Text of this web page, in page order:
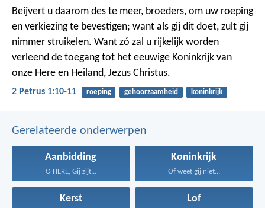
Beijvert u daarom des te meer, broeders, om uw roeping
en verkiezing te bevestigen; want als gij dit doet, zult gij
nimmer struikelen. Want zó zal u rijkelijk worden
verleend de toegang tot het eeuwige Koninkrijk van
onze Here en Heiland, Jezus Christus.
2 Petrus 1:10-11 roeping gehoorzaamheid koninkrijk
Gerelateerde onderwerpen
Aanbidding
O HERE, Gij zijt...
Koninkrijk
Of weet gij niet...
Kerst Lof